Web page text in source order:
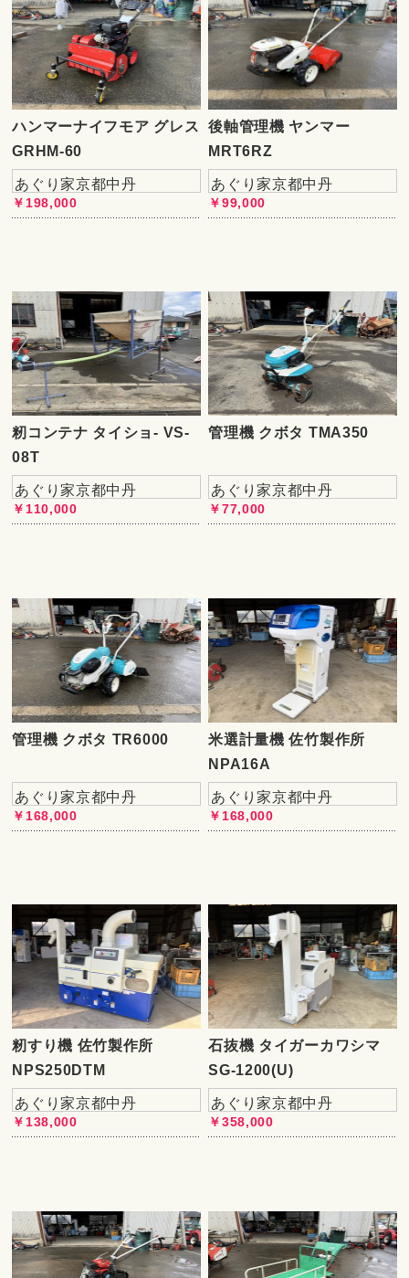
ハンマーナイフモア グレス
GRHM-60
あぐり家京都中丹
￥198,000
後軸管理機 ヤンマー
MRT6RZ
あぐり家京都中丹
￥99,000
籾コンテナ タイショ- VS-
08T
あぐり家京都中丹
￥110,000
管理機 クボタ TMA350
あぐり家京都中丹
￥77,000
管理機 クボタ TR6000
あぐり家京都中丹
￥168,000
米選計量機 佐竹製作所
NPA16A
あぐり家京都中丹
￥168,000
籾すり機 佐竹製作所
NPS250DTM
あぐり家京都中丹
￥138,000
石抜機 タイガーカワシマ
SG-1200(U)
あぐり家京都中丹
￥358,000